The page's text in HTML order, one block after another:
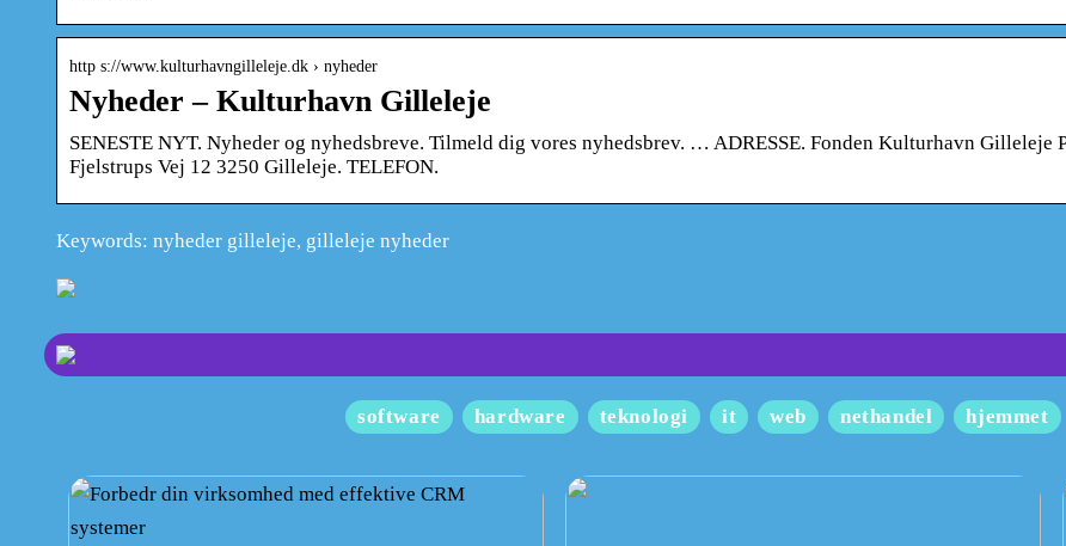
http s://www.kulturhavngilleleje.dk › nyheder
Nyheder – Kulturhavn Gilleleje
SENESTE NYT. Nyheder og nyhedsbreve. Tilmeld dig vores nyhedsbrev. … ADRESSE. Fonden Kulturhavn Gilleleje
Fjelstrups Vej 12 3250 Gilleleje. TELEFON.
Keywords: nyheder gilleleje, gilleleje nyheder
software hardware teknologi it web nethandel hjemmet